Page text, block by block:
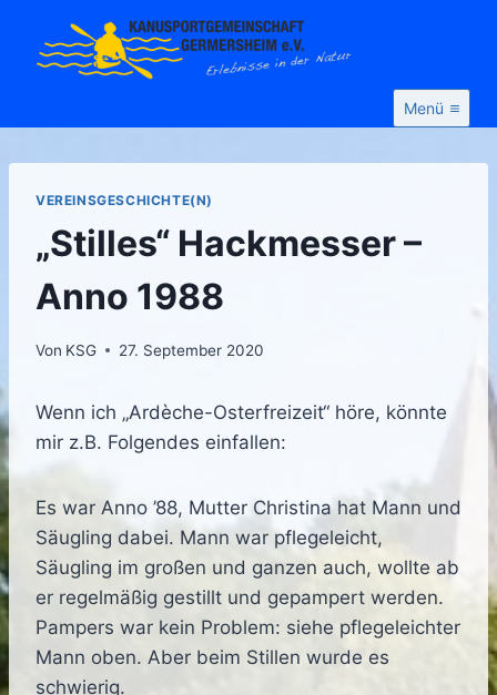
Inhalt
springen
Menü
VEREINSGESCHICHTE(N)
„Stilles“ Hackmesser –
Anno 1988
Von KSG 27. September 2020
Wenn ich „Ardèche-Osterfreizeit“ höre, könnte
mir z.B. Folgendes einfallen:
Es war Anno ’88, Mutter Christina hat Mann und
Säugling dabei. Mann war pflegeleicht,
Säugling im großen und ganzen auch, wollte ab
er regelmäßig gestillt und gepampert werden.
Pampers war kein Problem: siehe pflegeleichter
Mann oben. Aber beim Stillen wurde es
schwierig.